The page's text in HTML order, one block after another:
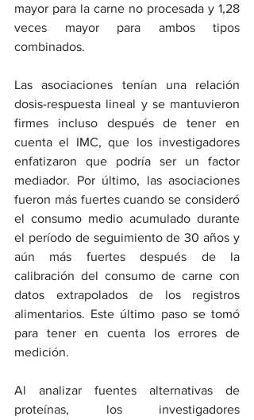
mayor para la carne no procesada y 1,28
veces mayor para ambos tipos
combinados.
Las asociaciones tenían una relación
dosis-respuesta lineal y se mantuvieron
firmes incluso después de tener en
cuenta el IMC, que los investigadores
enfatizaron que podría ser un factor
mediador. Por último, las asociaciones
fueron más fuertes cuando se consideró
el consumo medio acumulado durante
el período de seguimiento de 30 años y
aún más fuertes después de la
calibración del consumo de carne con
datos extrapolados de los registros
alimentarios. Este último paso se tomó
para tener en cuenta los errores de
medición.
Al analizar fuentes alternativas de
proteínas, los investigadores